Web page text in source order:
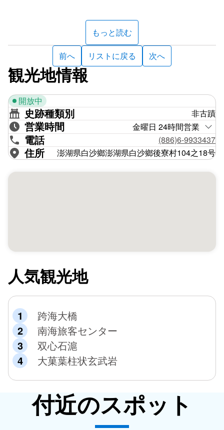
もっと読む
前へ リストに戻る 次へ
観光地情報
開放中
史跡種類別 非古蹟
営業時間 金曜日 24時間営業
電話 (886)6-9933437
住所 澎湖県白沙鄉澎湖県白沙鄉後寮村104之18号
人気観光地
跨海大橋
南海旅客センター
双心石滬
大菓葉柱状玄武岩
付近のスポット